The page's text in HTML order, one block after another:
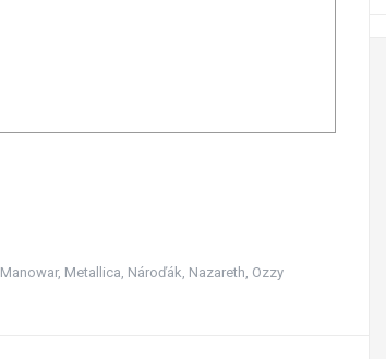
Manowar, Metallica, Nároďák, Nazareth, Ozzy